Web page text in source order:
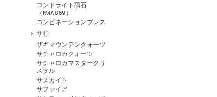
コンドライト隕石
（NWA869）
コンビネーションブレス
サ行
ザギマウンテンクォーツ
サチャロカクォーツ
サチャロカマスタークリ
スタル
サヌカイト
サファイア